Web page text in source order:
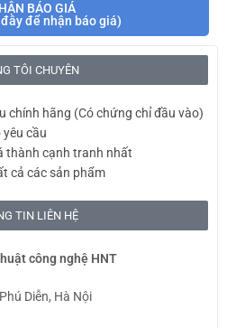
BÁO GIÁ
để nhận báo giá)
TÔI CHUYÊN
chính hãng (Có chứng chỉ đầu vào)
yêu cầu
thành cạnh tranh nhất
cả các sản phẩm
TIN LIÊN HỆ
công nghệ HNT
Diễn, Hà Nội